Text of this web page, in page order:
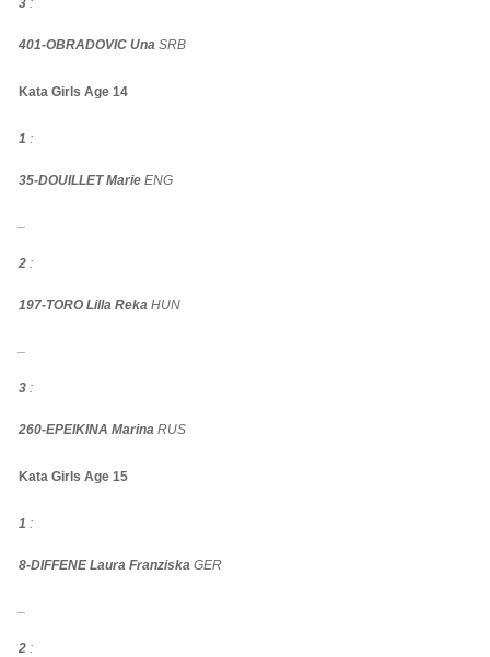
3 :
401-OBRADOVIC Una SRB
Kata Girls Age 14
1 :
35-DOUILLET Marie ENG
2 :
197-TORO Lilla Reka HUN
3 :
260-EPEIKINA Marina RUS
Kata Girls Age 15
1 :
8-DIFFENE Laura Franziska GER
2 :